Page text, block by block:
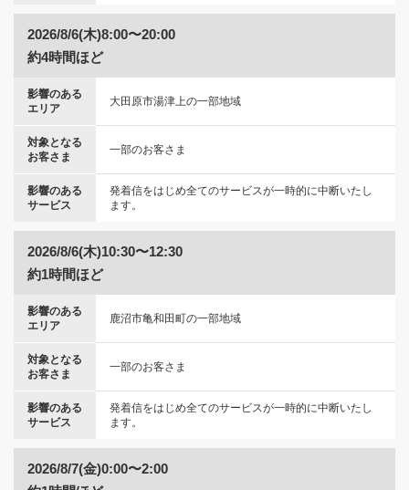
2026/8/6(木)8:00〜20:00
約4時間ほど
影響のある
エリア
大田原市湯津上の一部地域
対象となる
お客さま
一部のお客さま
影響のある
サービス
発着信をはじめ全てのサービスが一時的に中断いたし
ます。
2026/8/6(木)10:30〜12:30
約1時間ほど
影響のある
エリア
鹿沼市亀和田町の一部地域
対象となる
お客さま
一部のお客さま
影響のある
サービス
発着信をはじめ全てのサービスが一時的に中断いたし
ます。
2026/8/7(金)0:00〜2:00